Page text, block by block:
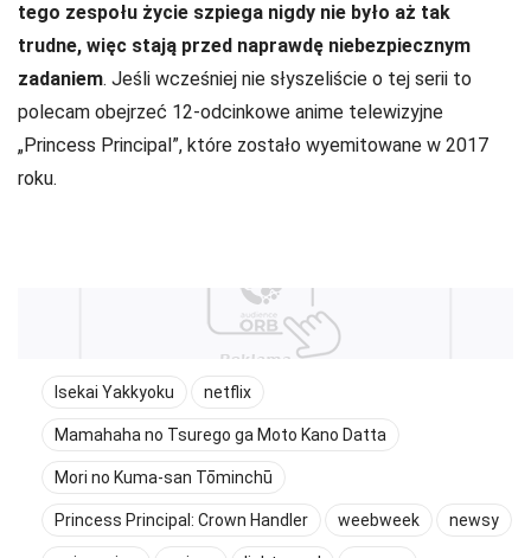
tego zespołu życie szpiega nigdy nie było aż tak
trudne, więc stają przed naprawdę niebezpiecznym
zadaniem. Jeśli wcześniej nie słyszeliście o tej serii to
polecam obejrzeć 12-odcinkowe anime telewizyjne
„Princess Principal”, które zostało wyemitowane w 2017
roku.
Isekai Yakkyoku netflix
Mamahaha no Tsurego ga Moto Kano Datta
Mori no Kuma-san Tōminchū
Princess Principal: Crown Handler weebweek newsy